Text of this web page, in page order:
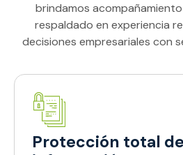
brindamos
respaldado en experiencia
decisiones empresariales con
Protección total